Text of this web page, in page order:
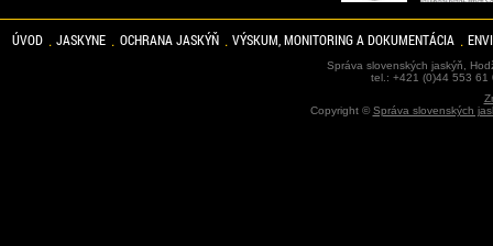
ÚVOD JASKYNE OCHRANA JASKÝŇ VÝSKUM, MONITORING A DOKUMENTÁCIA
Správa slovenských jaskýň,
tel.: +421 (0)44 553
Copyright ©Správa slovenských